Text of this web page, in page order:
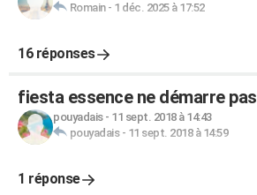
Romain- 1 déc. 2025 à 17:52
16 réponses
fiesta essence ne démarre pas
pouyadais- 11 sept. 2018 à 14:43
pouyadais- 11 sept. 2018 à 14:59
1 réponse